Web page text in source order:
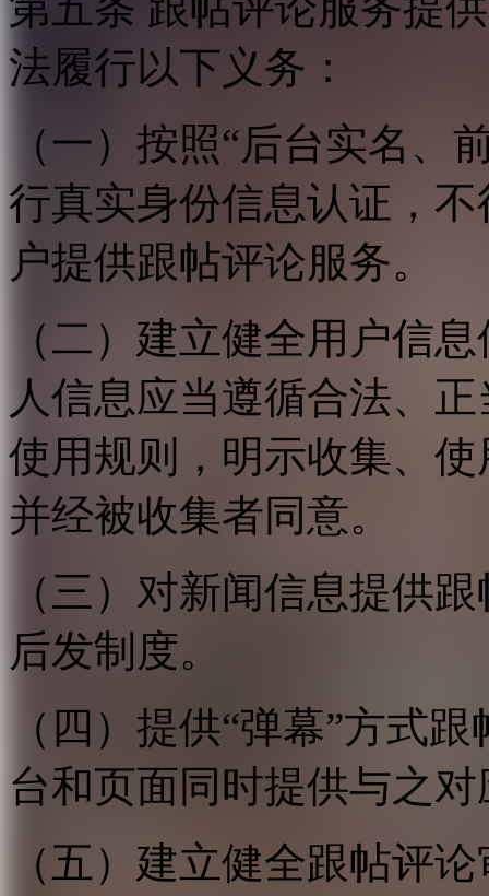
法履行以下义务：
（一）按照“后台实名、
行真实身份信息认证，
户提供跟帖评论服务。
（二）建立健全用户信
人信息应当遵循合法、
使用规则，明示收集、
并经被收集者同意。
（三）对新闻信息提供
后发制度。
（四）提供“弹幕”方式
台和页面同时提供与之
（五）建立健全跟帖评